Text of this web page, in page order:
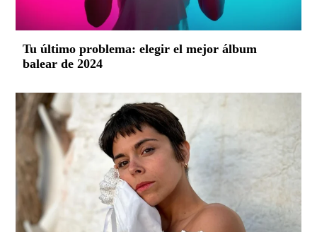
Tu último problema: elegir el mejor álbum
balear de 2024